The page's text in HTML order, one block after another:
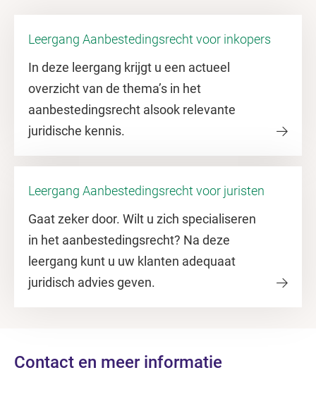
Leergang Aanbestedingsrecht voor inkopers
In deze leergang krijgt u een actueel
overzicht van de thema’s in het
aanbestedingsrecht alsook relevante
juridische kennis.
Leergang Aanbestedingsrecht voor juristen
Gaat zeker door. Wilt u zich specialiseren
in het aanbestedingsrecht? Na deze
leergang kunt u uw klanten adequaat
juridisch advies geven.
Contact en meer informatie